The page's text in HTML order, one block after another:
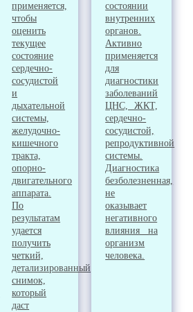
применяется,
чтобы
оценить
текущее
состояние
сердечно-
сосудистой
и
дыхательной
системы,
желудочно-
кишечного
тракта,
опорно-
двигательного
аппарата.
По
результатам
удается
получить
четкий,
детализированный
снимок,
который
даст
состоянии
внутренних
органов.
Активно
применяется
для
диагностики
заболеваний
ЦНС, ЖКТ,
сердечно-
сосудистой,
репродуктивной
системы.
Диагностика
безболезненная,
не
оказывает
негативного
влияния на
организм
человека.